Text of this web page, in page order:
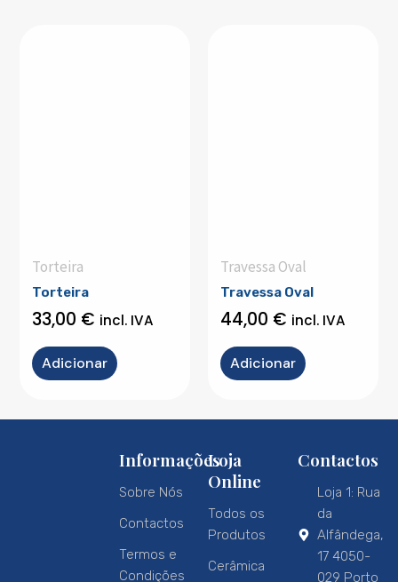
Torteira
Torteira
33,00 € incl. IVA
Adicionar
Travessa Oval
Travessa Oval
44,00 € incl. IVA
Adicionar
Informações
Sobre Nós
Contactos
Termos e
Condições
Loja
Online
Todos os
Produtos
Cerâmica
Contactos
Loja 1: Rua
da
Alfândega,
17 4050-
029 Porto